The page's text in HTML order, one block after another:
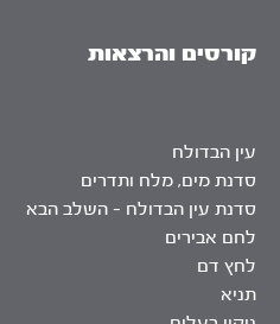
קורסים והרצאות
עין הבדולח
סדנת מים, מלח ותדרים
סדנת עין הבדולח – השלב הבא
לחם אבירים
לחץ דם
תניא